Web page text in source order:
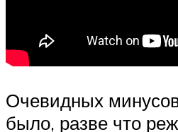
Очевидных
было, разве что